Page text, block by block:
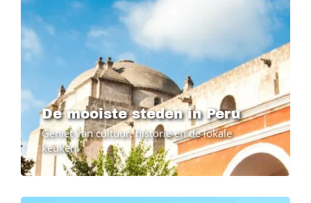
De mooiste steden in Peru
Geniet van cultuur, historie en de lokale
keuken.